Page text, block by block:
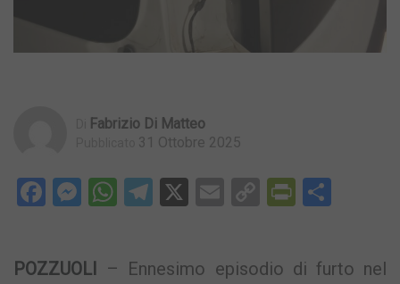
Fabrizio Di Matteo
31 Ottobre 2025
Facebook
Messenger
WhatsApp
Telegram
X EmailCopy
POZZUOLI
– Ennesimo episodio di furto nel